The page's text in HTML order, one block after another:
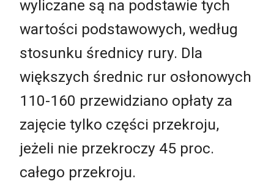
wyliczane są na podstawie tych
wartości podstawowych, według
stosunku średnicy rury. Dla
większych średnic rur osłonowych
110-160 przewidziano opłaty za
zajęcie tylko części przekroju,
jeżeli nie przekroczy 45 proc.
całego przekroju.